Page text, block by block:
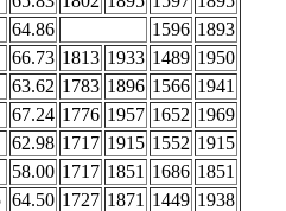
64.86 1596 1893
66.73 1813 1933 1489 1950
63.62 1783 1896 1566 1941
67.24 1776 1957 1652 1969
62.98 1717 1915 1552 1915
58.00 1717 1851 1686 1851
64.50 1727 1871 1449 1938